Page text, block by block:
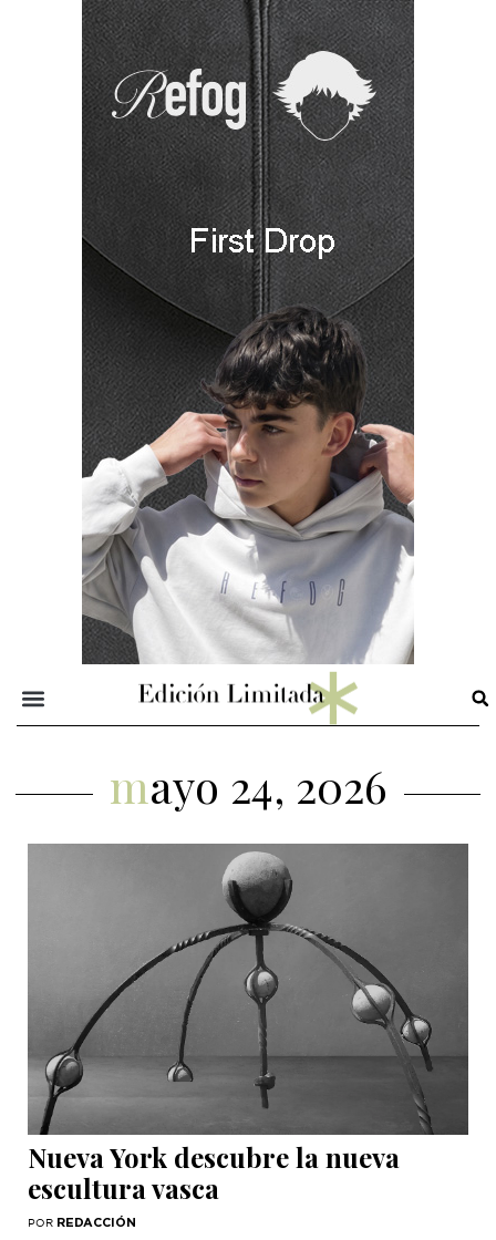
mayo 24, 2026
Nueva York descubre la nueva
escultura vasca
POR REDACCIÓN